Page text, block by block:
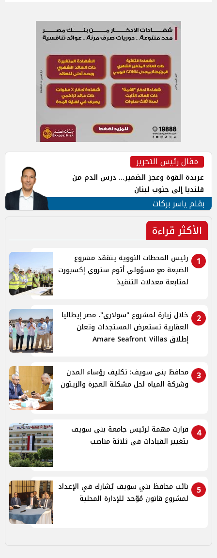
مقال رئيس التحرير
عربدة القوة وعجز الضمير... درس الدم من
قلنديا إلى جنوب لبنان
بقلم ياسر بركات
الأكثر قراءة
1
رئيس المحطات النووية يتفقد مشروع
الضبعة مع مسؤولي أتوم ستروي إكسبورت
لمتابعة معدلات التنفيذ
2
خلال زيارة لمشروع "سولاري"، مصر إيطاليا
العقارية تستعرض المستجدات وتعلن
إطلاق Amare Seafront Villas
3
محافظ بنى سويف: تكليف رؤساء المدن
وشركة المياه لحل مشكلة العجرة والزيتون
4
قرارت مهمة لرئيس جامعة بنى سويف
بتغيير القيادات فى ثلاثة مناصب
5
نائب محافظ بني سويف يُشارك في الإعداد
لمشروع قانون مُوّحد للإدارة المحلية